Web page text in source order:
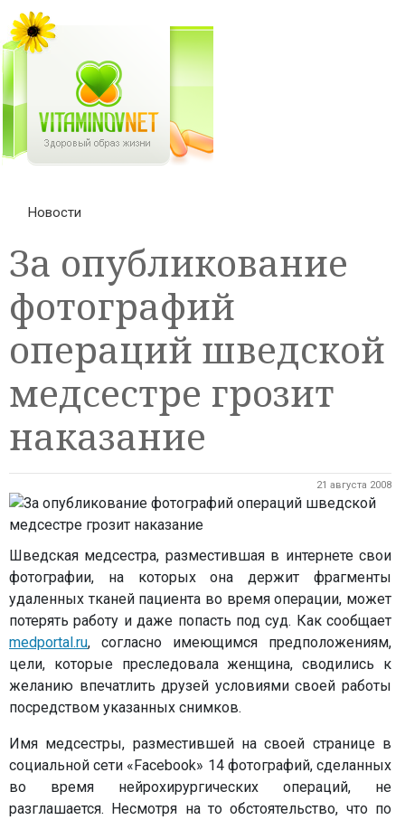
Новости
За опубликование
фотографий
операций шведской
медсестре грозит
наказание
21 августа 2008
Шведская медсестра, разместившая в интернете свои
фотографии, на которых она держит фрагменты
удаленных тканей пациента во время операции, может
потерять работу и даже попасть под суд. Как сообщает
medportal.ru, согласно имеющимся предположениям,
цели, которые преследовала женщина, сводились к
желанию впечатлить друзей условиями своей работы
посредством указанных снимков.
Имя медсестры, разместившей на своей странице в
социальной сети «Facebook» 14 фотографий, сделанных
во время нейрохирургических операций, не
разглашается. Несмотря на то обстоятельство, что по